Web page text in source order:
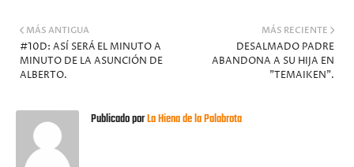
MÁS RECIENTE
DESALMADO PADRE
ABANDONA A SU HIJA EN
"TEMAIKEN".
MÁS ANTIGUA
#10D: ASÍ SERÁ EL MINUTO A
MINUTO DE LA ASUNCIÓN DE
ALBERTO.
Publicado porLa Hiena de la Palabrota